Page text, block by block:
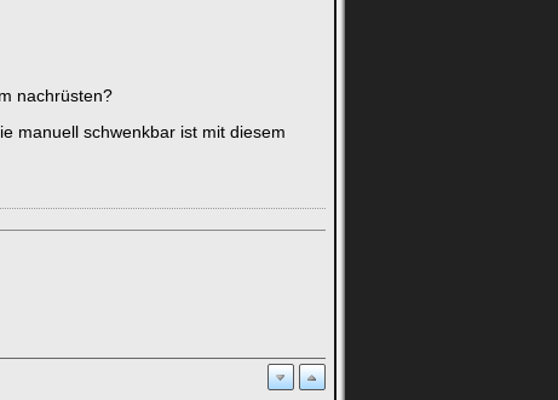
nachrüsten?
manuell schwenkbar ist mit diesem